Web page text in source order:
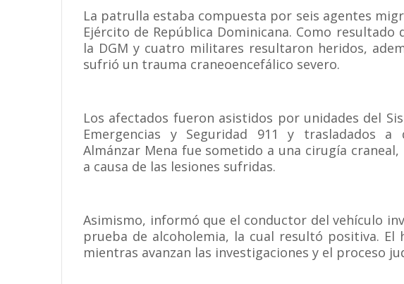
La patrulla estaba compuesta por seis agentes
Ejército de República Dominicana. Como resultado
la DGM y cuatro militares resultaron heridos,
sufrió un trauma craneoencefálico severo.
Los afectados fueron asistidos por unidades del
Emergencias y Seguridad 911 y trasladados
Almánzar Mena fue sometido a una cirugía
a causa de las lesiones sufridas.
Asimismo, informó que el conductor del vehículo
prueba de alcoholemia, la cual resultó positiva. El
mientras avanzan las investigaciones y el proceso